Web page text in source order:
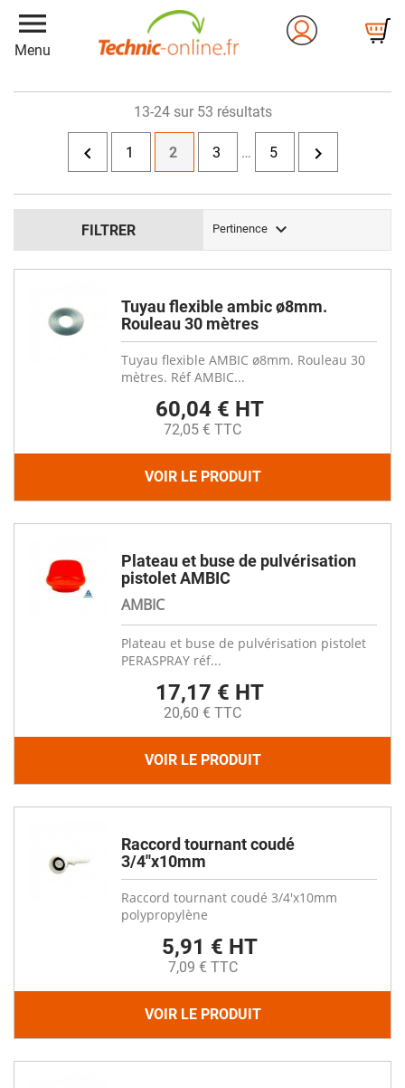
menu
Menu
FILTRER Pertinence 
13-24 sur 53 résultats
 1 2 3 … 5 
Tuyau flexible ambic ø8mm.
Rouleau 30 mètres
Tuyau flexible AMBIC ø8mm. Rouleau 30
mètres. Réf AMBIC...
60,04 € HT
72,05 € TTC
VOIR LE PRODUIT
Plateau et buse de pulvérisation
pistolet AMBIC
AMBIC
Plateau et buse de pulvérisation pistolet
PERASPRAY réf...
17,17 € HT
20,60 € TTC
VOIR LE PRODUIT
Raccord tournant coudé
3/4''x10mm
Raccord tournant coudé 3/4'x10mm
polypropylène
5,91 € HT
7,09 € TTC
VOIR LE PRODUIT